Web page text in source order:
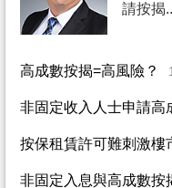
請按揭
高成數按揭=高風險？
非固定收入人士申請高
按保租賃許可難刺激樓
非固定入息與高成數按